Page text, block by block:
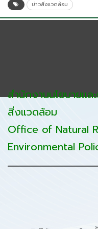
ข่าวสิ่งแวดล้อม
สำนักงานนโยบายแล
สิ่งแวดล้อม
Office of Natural
Environmental